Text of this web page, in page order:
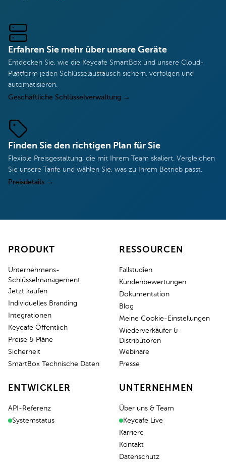
Erfahren Sie mehr über unsere Geräte
Entdecken Sie, wie die Keycafe SmartBox und unsere Cloud-
Plattform jeden Schlüsselaustausch sichern, verfolgen und
automatisieren.
Geschäftliche Schlüsselverwaltung →
Finden Sie den richtigen Plan für Sie
Flexible Preisgestaltung, die mit Ihrem Team skaliert. Vergleichen
Sie unsere Tarife und wählen Sie, was zu Ihrem Betrieb passt.
Preisdetails →
PRODUKT
Unternehmens-
Schlüsselmanagement
Jetzt kaufen
Individuelles Branding
Integrationen
Keycafe Öffentlich
Preise & Pläne
Sicherheit
SmartBox Technische Daten
RESSOURCEN
Fallstudien
Kundenbewertungen
Dokumentation
Blog
Meine Cookie-Einstellungen
Wiederverkäufer &
Distributoren
Webinare
Presse
ENTWICKLER
API-Referenz
Systemstatus
UNTERNEHMEN
Über uns & Team
Keycafe Live
Karriere
Kontakt
Datenschutz